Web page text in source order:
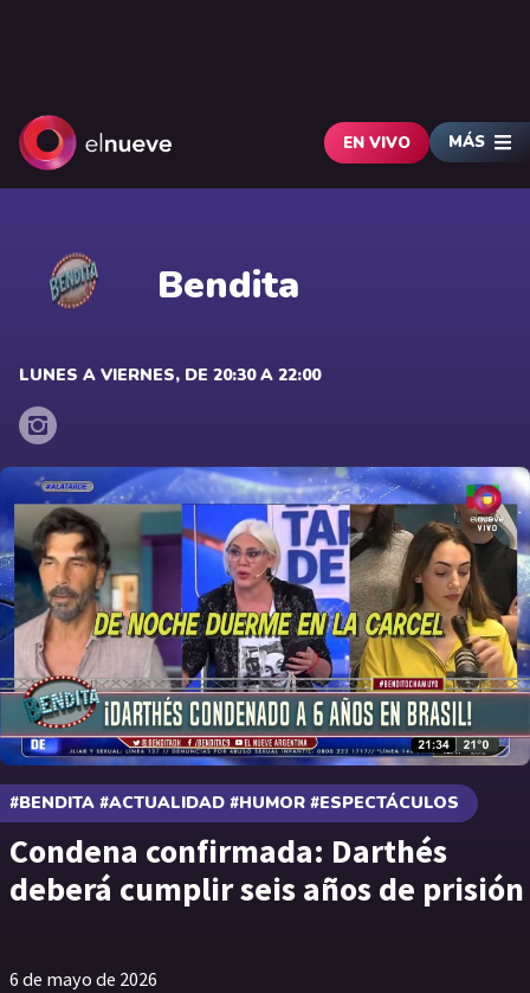
EN VIVO MÁS
Bendita
LUNES A VIERNES, DE 20:30 A 22:00
#BENDITA #ACTUALIDAD #HUMOR #ESPECTÁCULOS
Condena confirmada: Darthés
deberá cumplir seis años de prisión
6 de mayo de 2026